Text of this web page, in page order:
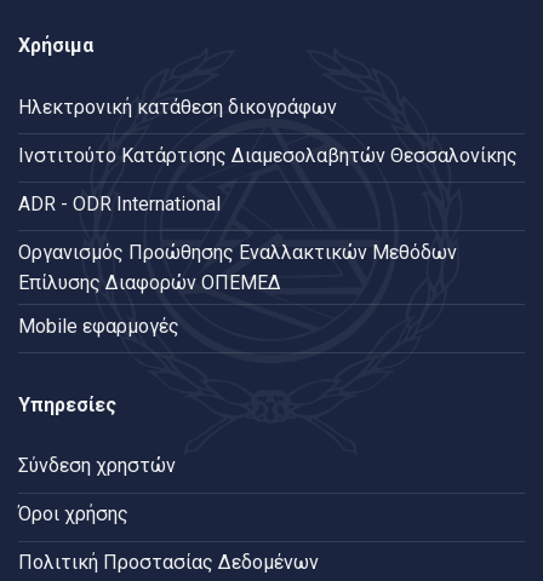
Χρήσιμα
Ηλεκτρονική κατάθεση δικογράφων
Ινστιτούτο Κατάρτισης Διαμεσολαβητών Θεσσαλονίκης
ADR - ODR International
Oργανισμός Προώθησης Εναλλακτικών Μεθόδων
Επίλυσης Διαφορών ΟΠΕΜΕΔ
Mobile εφαρμογές
Υπηρεσίες
Σύνδεση χρηστών
Όροι χρήσης
Πολιτική Προστασίας Δεδομένων